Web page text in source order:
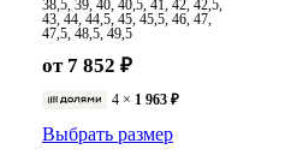
38,5, 39, 40, 40,5, 41, 42, 42,5,
43, 44, 44,5, 45, 45,5, 46, 47,
47,5, 48,5, 49,5
от 7 852 ₽
4 × 1 963 ₽
Выбрать размер